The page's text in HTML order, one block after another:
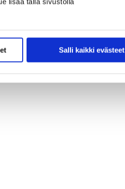
Salli kaikki evästeet